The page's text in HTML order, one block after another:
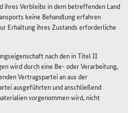
ihres Verbleibs in dem betreffenden Land
keine Behandlung erfahren
Erhaltung ihres Zustands erforderliche
nach den in Titel II
wird durch eine Be- oder Verarbeitung,
Vertragspartei an aus der
ausgeführten und anschließend
vorgenommen wird, nicht